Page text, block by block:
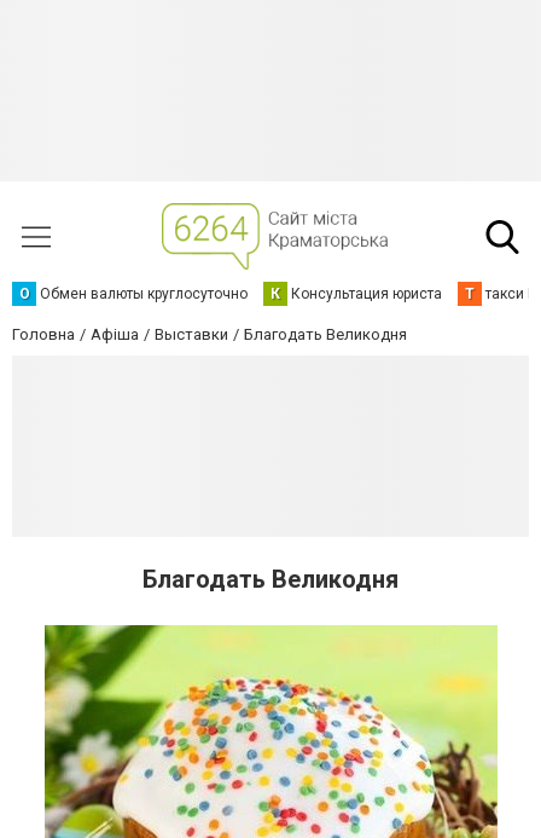
О Обмен валюты круглосуточно К Консультация юриста Т такси
Головна Афіша Выставки Благодать Великодня
Благодать Великодня